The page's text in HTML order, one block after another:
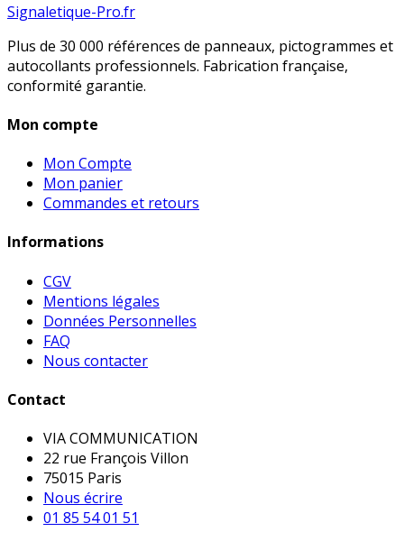
Signaletique-Pro.fr
Plus de 30 000 références de panneaux, pictogrammes et
autocollants professionnels. Fabrication française,
conformité garantie.
Mon compte
Mon Compte
Mon panier
Commandes et retours
Informations
CGV
Mentions légales
Données Personnelles
FAQ
Nous contacter
Contact
VIA COMMUNICATION
22 rue François Villon
75015 Paris
Nous écrire
01 85 54 01 51